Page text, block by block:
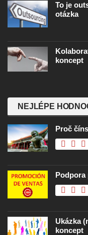
To je
otázka
koncept
NEJLÉPE
Proč
Podpora
Ukázka
koncept